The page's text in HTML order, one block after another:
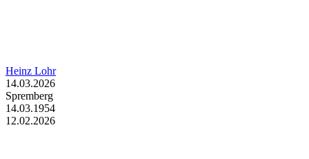
Heinz Lohr
14.03.2026
Spremberg
14.03.1954
12.02.2026